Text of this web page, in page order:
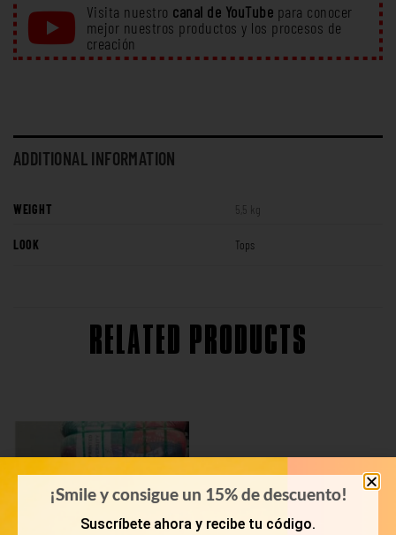
Visita nuestro canal de YouTube para conocer
mejor nuestros productos y los procesos de
creación
ADDITIONAL INFORMATION
WEIGHT 5,5 kg
LOOK Tops
RELATED PRODUCTS
¡Smile y consigue un 15% de descuento!
Suscríbete ahora y recibe tu código.